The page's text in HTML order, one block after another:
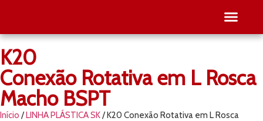
K20
Conexão Rotativa em L Rosca
Macho BSPT
Início /LINHA PLÁSTICA SK/ K20 Conexão Rotativa em L Rosca